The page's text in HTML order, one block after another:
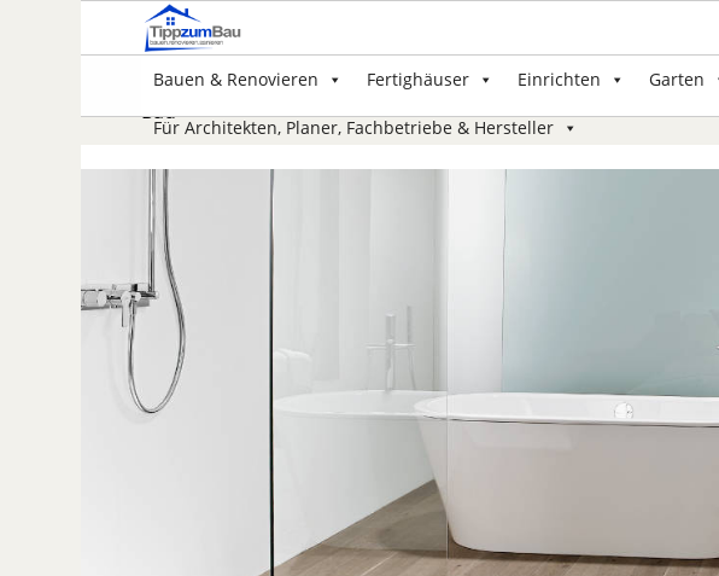
Bauen & Renovieren Fertighäuser Einrichten Garten
Für Architekten, Planer, Fachbetriebe & Hersteller
Bad